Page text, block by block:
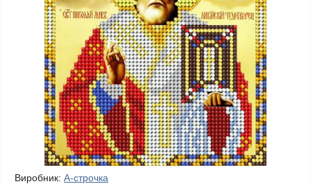
Виробник: А-строчка